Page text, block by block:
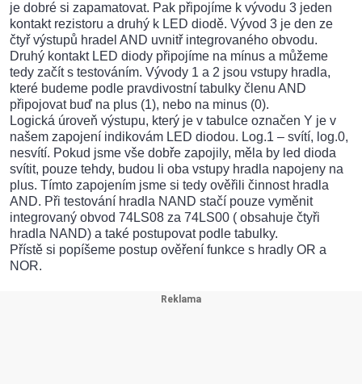
je dobré si zapamatovat. Pak připojíme k vývodu 3 jeden
kontakt rezistoru a druhý k LED diodě. Vývod 3 je den ze
čtyř výstupů hradel AND uvnitř integrovaného obvodu.
Druhý kontakt LED diody připojíme na mínus a můžeme
tedy začít s testováním. Vývody 1 a 2 jsou vstupy hradla,
které budeme podle pravdivostní tabulky členu AND
připojovat buď na plus (1), nebo na minus (0).
Logická úroveň výstupu, který je v tabulce označen Y je v
našem zapojení indikovám LED diodou. Log.1 – svítí, log.0,
nesvítí. Pokud jsme vše dobře zapojily, měla by led dioda
svítit, pouze tehdy, budou li oba vstupy hradla napojeny na
plus. Tímto zapojením jsme si tedy ověřili činnost hradla
AND. Při testování hradla NAND stačí pouze vyměnit
integrovaný obvod 74LS08 za 74LS00 ( obsahuje čtyři
hradla NAND) a také postupovat podle tabulky.
Přístě si popíšeme postup ověření funkce s hradly OR a
NOR.